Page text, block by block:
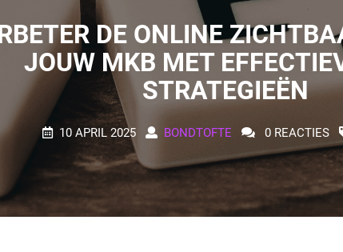
DE ONLINE
JOUW MKB MET
STRATEGIEËN
10 APRIL 2025 BONDTOFTE 0 REACTIES